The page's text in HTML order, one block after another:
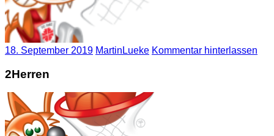
18. September 2019 MartinLueke Kommentar hinterlassen
2Herren